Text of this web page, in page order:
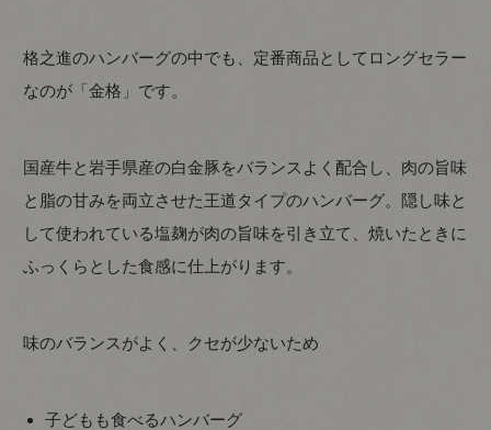
格之進のハンバーグの中でも、定番商品としてロングセラー
なのが「金格」です。
国産牛と岩手県産の白金豚をバランスよく配合し、肉の旨味
と脂の甘みを両立させた王道タイプのハンバーグ。隠し味と
して使われている塩麹が肉の旨味を引き立て、焼いたときに
ふっくらとした食感に仕上がります。
味のバランスがよく、クセが少ないため
子どもも食べるハンバーグ